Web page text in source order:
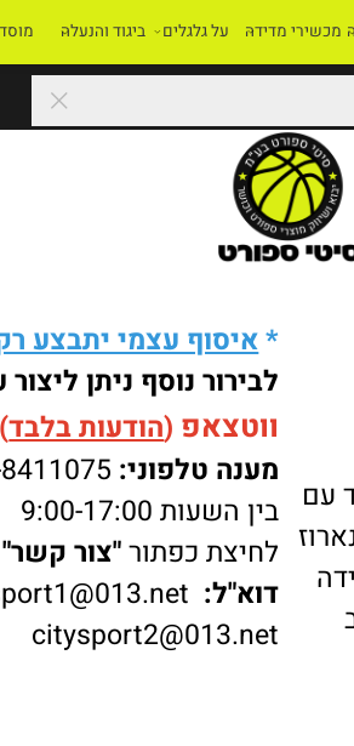
מדידה על גלגלים ביגוד והנעלה מוסדות
איסוף עצמי יתבצע
לבירור נוסף ניתן ליצור
ווטצאפ (הודעות בלבד):
מענה טלפוני:8411075
בין השעות 9:00-17:00
לחיצת כפתור "צור קשר"
דוא"ל:
citysport2@013.net